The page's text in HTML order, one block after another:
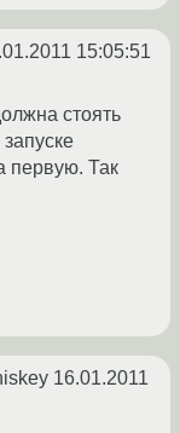
15:05:51
стоять
первую. Так
16.01.2011